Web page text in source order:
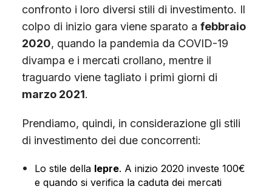
confronto i loro diversi stili di investimento. Il
colpo di inizio gara viene sparato a febbraio
2020, quando la pandemia da COVID-19
divampa e i mercati crollano, mentre il
traguardo viene tagliato i primi giorni di
marzo 2021.
Prendiamo, quindi, in considerazione gli stili
di investimento dei due concorrenti:
Lo stile della lepre. A inizio 2020 investe 100€
e quando si verifica la caduta dei mercati